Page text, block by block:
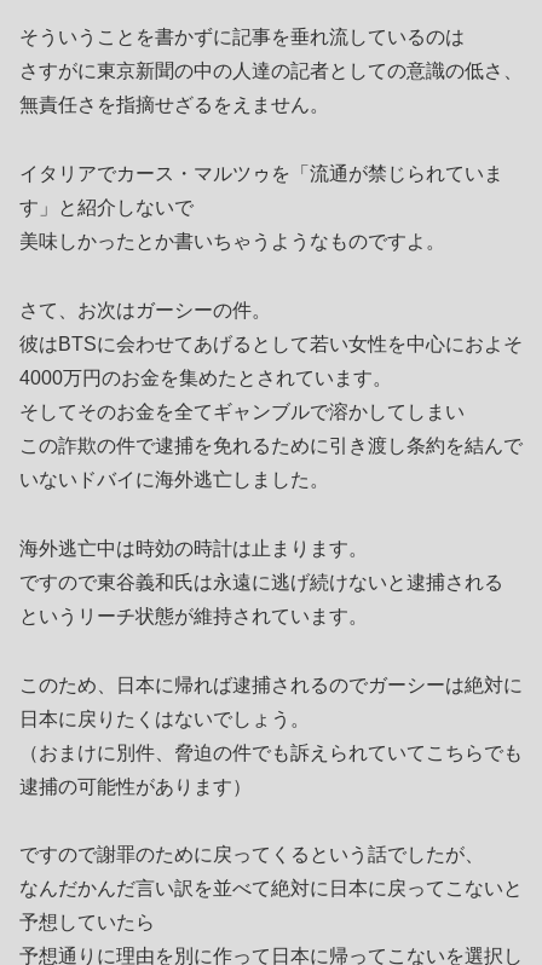
そういうことを書かずに記事を垂れ流しているのは
さすがに東京新聞の中の人達の記者としての意識の低さ、
無責任さを指摘せざるをえません。
イタリアでカース・マルツゥを「流通が禁じられていま
す」と紹介しないで
美味しかったとか書いちゃうようなものですよ。
さて、お次はガーシーの件。
彼はBTSに会わせてあげるとして若い女性を中心におよそ
4000万円のお金を集めたとされています。
そしてそのお金を全てギャンブルで溶かしてしまい
この詐欺の件で逮捕を免れるために引き渡し条約を結んで
いないドバイに海外逃亡しました。
海外逃亡中は時効の時計は止まります。
ですので東谷義和氏は永遠に逃げ続けないと逮捕される
というリーチ状態が維持されています。
このため、日本に帰れば逮捕されるのでガーシーは絶対に
日本に戻りたくはないでしょう。
（おまけに別件、脅迫の件でも訴えられていてこちらでも
逮捕の可能性があります）
ですので謝罪のために戻ってくるという話でしたが、
なんだかんだ言い訳を並べて絶対に日本に戻ってこないと
予想していたら
予想通りに理由を別に作って日本に帰ってこないを選択し